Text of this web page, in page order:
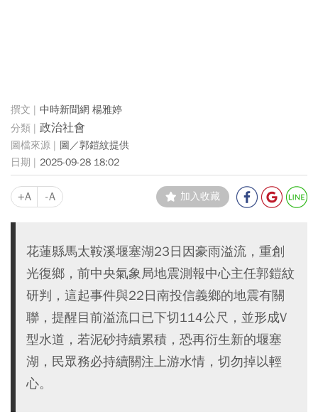
中時新聞網 楊雅婷
政治社會
圖／郭鎧紋提供
2025-09-28 18:02
+A -A 加入收藏
花蓮縣馬太鞍溪堰塞湖23日因豪雨溢流，重創
光復鄉，前中央氣象局地震測報中心主任郭鎧紋
研判，這起事件與22日南投信義鄉的地震有關
聯，提醒目前溢流口已下切114公尺，並形成V
型水道，若泥砂持續累積，恐再衍生新的堰塞
湖，民眾務必持續關注上游水情，切勿掉以輕
心。